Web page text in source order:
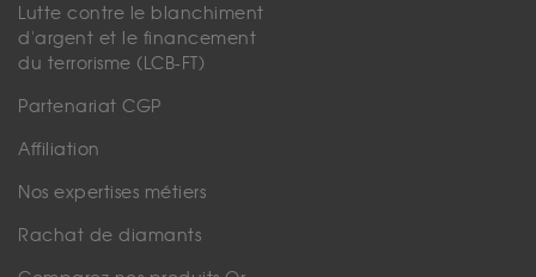
Lutte contre le blanchiment
d'argent et le financement
du terrorisme (LCB-FT)
Partenariat CGP
Affiliation
Nos expertises métiers
Rachat de diamants